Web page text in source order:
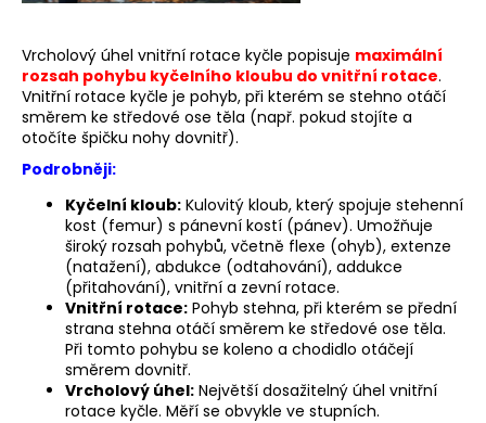
Vrcholový úhel vnitřní rotace kyčle popisuje maximální
rozsah pohybu kyčelního kloubu do vnitřní rotace.
Vnitřní rotace kyčle je pohyb, při kterém se stehno otáčí
směrem ke středové ose těla (např. pokud stojíte a
otočíte špičku nohy dovnitř).
Podrobněji:
Kyčelní kloub: Kulovitý kloub, který spojuje stehenní
kost (femur) s pánevní kostí (pánev). Umožňuje
široký rozsah pohybů, včetně flexe (ohyb), extenze
(natažení), abdukce (odtahování), addukce
(přitahování), vnitřní a zevní rotace.
Vnitřní rotace: Pohyb stehna, při kterém se přední
strana stehna otáčí směrem ke středové ose těla.
Při tomto pohybu se koleno a chodidlo otáčejí
směrem dovnitř.
Vrcholový úhel: Největší dosažitelný úhel vnitřní
rotace kyčle. Měří se obvykle ve stupních.
j
í
t
?
HLEDAT